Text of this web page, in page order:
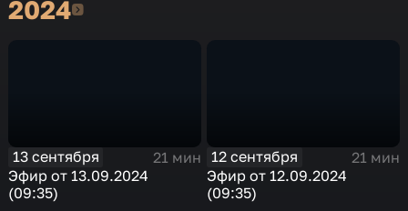
20242024
13 сентября
21 мин
Эфир от 13.09.2024
(09:35)
12 сентября
21 мин
Эфир от 12.09.2024
(09:35)